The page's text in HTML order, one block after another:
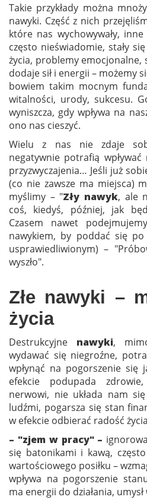
Takie przykłady można
nawyki. Część z nich
które nas wychowywały,
często nieświadomie, stały
życia, problemy emocjonalne,
dodaje sił i energii – możemy
bowiem takim mocnym
witalności, urody, sukcesu.
wyniszcza, gdy wpływa na
ono nas cieszyć.
Wielu z nas nie zdaje
negatywnie potrafią
przyzwyczajenia… Jeśli już
(co nie zawsze ma miejsca)
myślimy – "Zły nawyk, ale
coś, kiedyś, później, jak
Czasem nawet
nawykiem, by poddać się
usprawiedliwionym) –
wyszło".
Złe nawyki –
życia
Destrukcyjne nawyki,
wydawać się niegroźne,
wpłynąć na pogorszenie się
efekcie podupada
nerwowi, nie układa nam
ludźmi, pogarsza się stan
w efekcie odbierać radość
– "zjem w pracy" –
się batonikami i kawą,
wartościowego posiłku –
wpływa na pogorszenie
ma energii do działania,